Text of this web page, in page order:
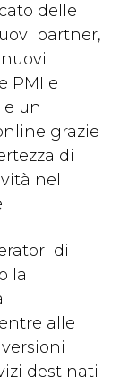
delle
partner,
PMI e
un
grazie
di
nel
di
la
alle
destinati